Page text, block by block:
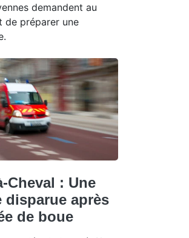
demandent au
de préparer une
Cheval : Une
disparue après
de boue